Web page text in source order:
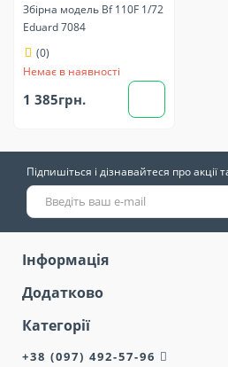
Збірна модель Bf 110F 1/72
Eduard 7084
(0)
Немає в наявності
1 385грн.
Підпишіться і дізнавайтеся про
Інформація
Додатково
Категорії
+38 (097) 492-57-96